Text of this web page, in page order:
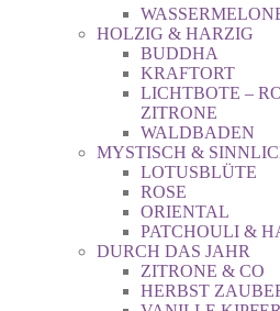
HOLZIG & HARZIG
BUDDHA
KRAFTORT
LICHTBOTE –
ZITRONE
WALDBADEN
MYSTISCH &
LOTUSBLÜTE
ROSE
ORIENTAL
PATCHOULI &
DURCH DAS JAHR
ZITRONE & CO
HERBST